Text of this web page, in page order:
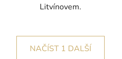
Litvínovem.
NAČÍST 1 DALŠÍ